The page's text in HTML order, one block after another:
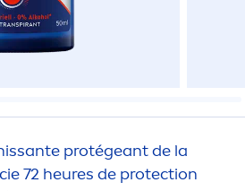
protégeant de la
72 heures de protection